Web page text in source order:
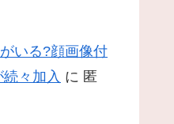
いる?顔画像付
々加入 に 匿